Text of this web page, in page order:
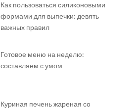
Как пользоваться силиконовыми
формами для выпечки: девять
важных правил
Готовое меню на неделю:
составляем с умом
Куриная печень жареная со